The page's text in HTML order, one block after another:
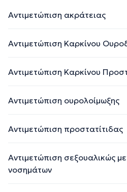
Αντιμετώπιση ακράτειας
Αντιμετώπιση Καρκίνου
Αντιμετώπιση Καρκίνου
Αντιμετώπιση ουρολοίμωξης
Αντιμετώπιση προστατίτιδας
Αντιμετώπιση σεξουαλικώς
νοσημάτων